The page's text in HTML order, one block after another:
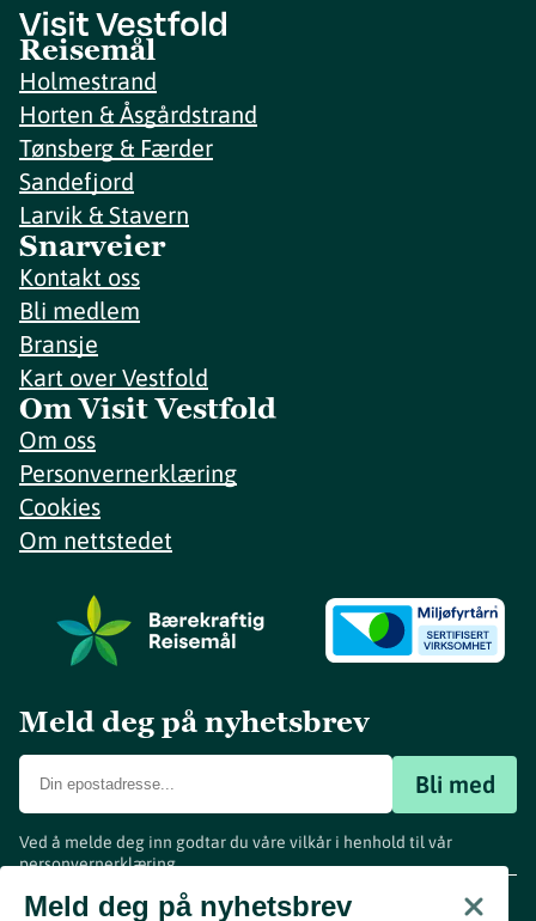
Reisemål
Holmestrand
Horten & Åsgårdstrand
Tønsberg & Færder
Sandefjord
Larvik & Stavern
Snarveier
Kontakt oss
Bli medlem
Bransje
Kart over Vestfold
Om Visit Vestfold
Om oss
Personvernerklæring
Cookies
Om nettstedet
Meld deg på nyhetsbrev
Bli med
Ved å melde deg inn godtar du våre vilkår i henhold til vår
personvernerklæring.
Meld deg på nyhetsbrev
www.visitvestfold.com